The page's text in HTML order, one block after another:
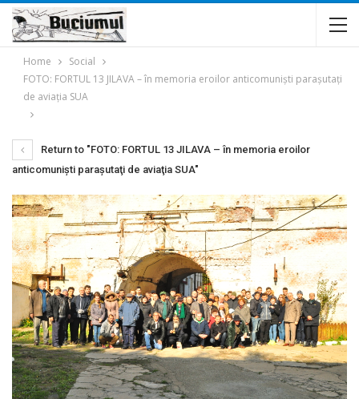
Home
Social
FOTO: FORTUL 13 JILAVA – în memoria eroilor anticomunişti paraşutaţi
de aviaţia SUA
Return to "FOTO: FORTUL 13 JILAVA – în memoria eroilor
anticomunişti paraşutaţi de aviaţia SUA"